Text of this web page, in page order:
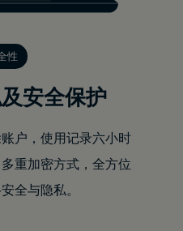
性
安全保护
户，使用记录六小时
重加密方式，全方位
全与隐私。